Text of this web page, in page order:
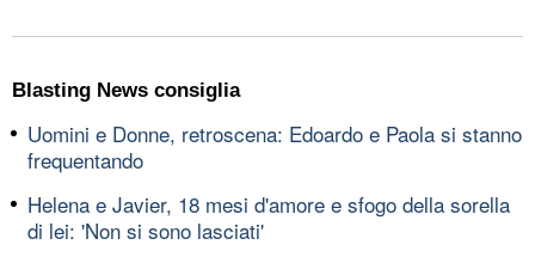
Blasting News consiglia
Uomini e Donne, retroscena: Edoardo e Paola si stanno
frequentando
Helena e Javier, 18 mesi d'amore e sfogo della sorella
di lei: 'Non si sono lasciati'